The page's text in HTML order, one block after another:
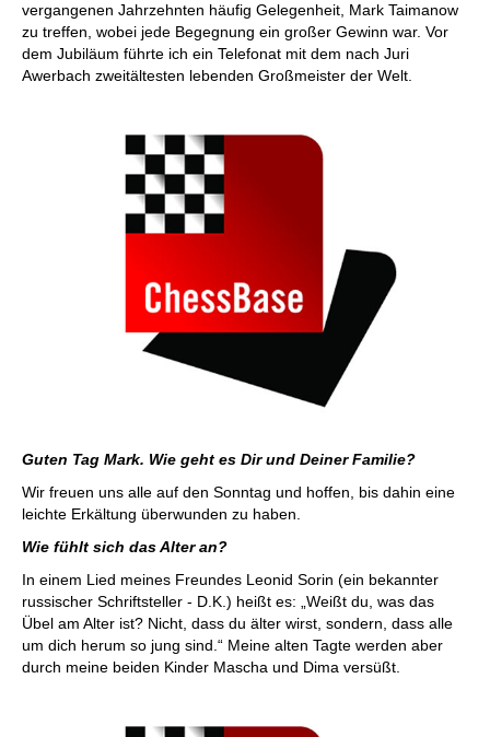
vergangenen Jahrzehnten häufig Gelegenheit, Mark Taimanow
zu treffen, wobei jede Begegnung ein großer Gewinn war. Vor
dem Jubiläum führte ich ein Telefonat mit dem nach Juri
Awerbach zweitältesten lebenden Großmeister der Welt.
Guten Tag Mark. Wie geht es Dir und Deiner Familie?
Wir freuen uns alle auf den Sonntag und hoffen, bis dahin eine
leichte Erkältung überwunden zu haben.
Wie fühlt sich das Alter an?
In einem Lied meines Freundes Leonid Sorin (ein bekannter
russischer Schriftsteller - D.K.) heißt es: „Weißt du, was das
Übel am Alter ist? Nicht, dass du älter wirst, sondern, dass alle
um dich herum so jung sind.“ Meine alten Tagte werden aber
durch meine beiden Kinder Mascha und Dima versüßt.